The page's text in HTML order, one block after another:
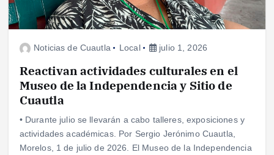
Noticias de Cuautla Local julio 1, 2026
Reactivan actividades culturales en el
Museo de la Independencia y Sitio de
Cuautla
• Durante julio se llevarán a cabo talleres, exposiciones y
actividades académicas. Por Sergio Jerónimo Cuautla,
Morelos, 1 de julio de 2026. El Museo de la Independencia